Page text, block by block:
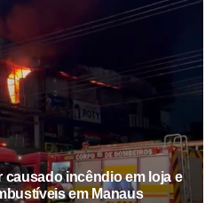
causado incêndio em loja e
em Manaus